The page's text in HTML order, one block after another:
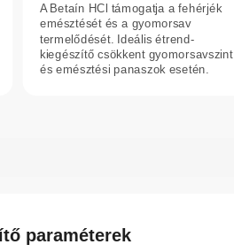
A Betaín HCl támogatja a fehérjék
emésztését és a gyomorsav
termelődését. Ideális étrend-
kiegészítő csökkent gyomorsavszint
és emésztési panaszok esetén.
paraméterek